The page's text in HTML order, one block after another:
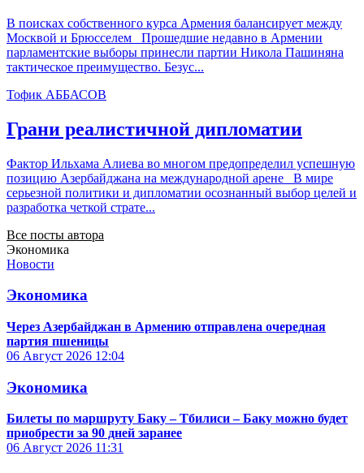
В поисках собственного курса Армения балансирует между
Москвой и Брюсселем Прошедшие недавно в Армении
парламентские выборы принесли партии Никола Пашиняна
тактическое преимущество. Безус...
Тофик АББАСОВ
Грани реалистичной дипломатии
Фактор Ильхама Алиева во многом предопределил успешную
позицию Азербайджана на международной арене В мире
серьезной политики и дипломатии осознанный выбор целей и
разработка четкой страте...
Все посты автора
Экономика
Новости
Экономика
Через Азербайджан в Армению отправлена очередная
партия пшеницы
06 Август 2026 12:04
Экономика
Билеты по маршруту Баку – Тбилиси – Баку можно будет
приобрести за 90 дней заранее
06 Август 2026 11:31